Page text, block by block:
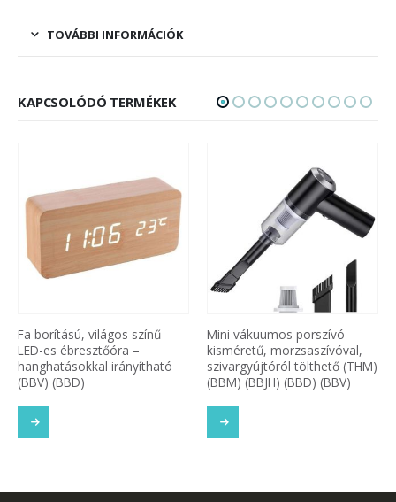
TOVÁBBI INFORMÁCIÓK
KAPCSOLÓDÓ TERMÉKEK
Fa borítású, világos színű
LED-es ébresztőóra –
hanghatásokkal irányítható
(BBV) (BBD)
Mini vákuumos porszívó –
kisméretű, morzsaszívóval,
szivargyújtóról tölthető (THM)
(BBM) (BBJH) (BBD) (BBV)